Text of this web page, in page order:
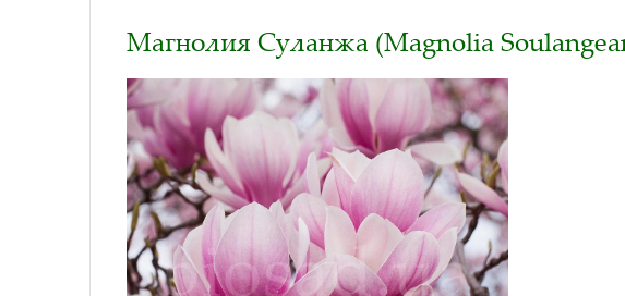
Магнолия Суланжа (Magnolia